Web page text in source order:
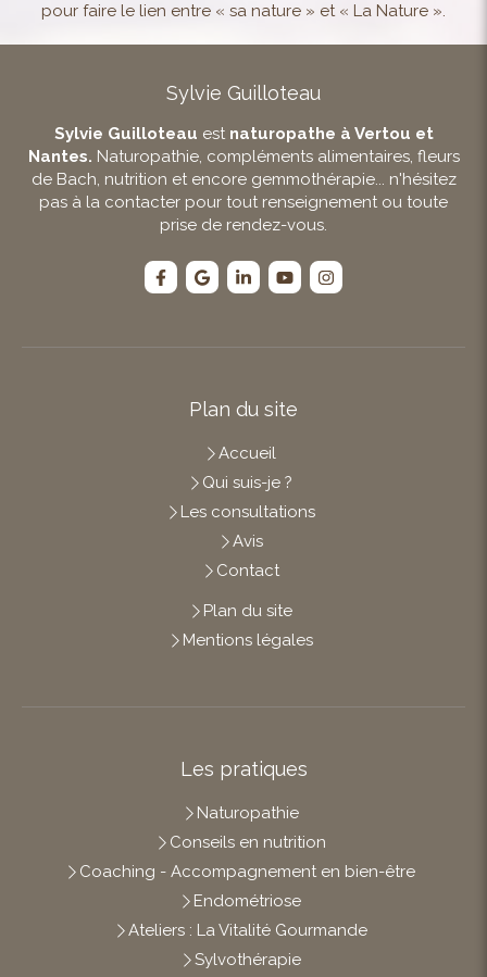
pour faire le lien entre « sa nature » et « La Nature ».
Sylvie Guilloteau
Sylvie Guilloteau est naturopathe à Vertou et
Nantes. Naturopathie, compléments alimentaires, fleurs
de Bach, nutrition et encore gemmothérapie... n'hésitez
pas à la contacter pour tout renseignement ou toute
prise de rendez-vous.
Plan du site
Accueil
Qui suis-je ?
Les consultations
Avis
Contact
Plan du site
Mentions légales
Les pratiques
Naturopathie
Conseils en nutrition
Coaching - Accompagnement en bien-être
Endométriose
Ateliers : La Vitalité Gourmande
Sylvothérapie